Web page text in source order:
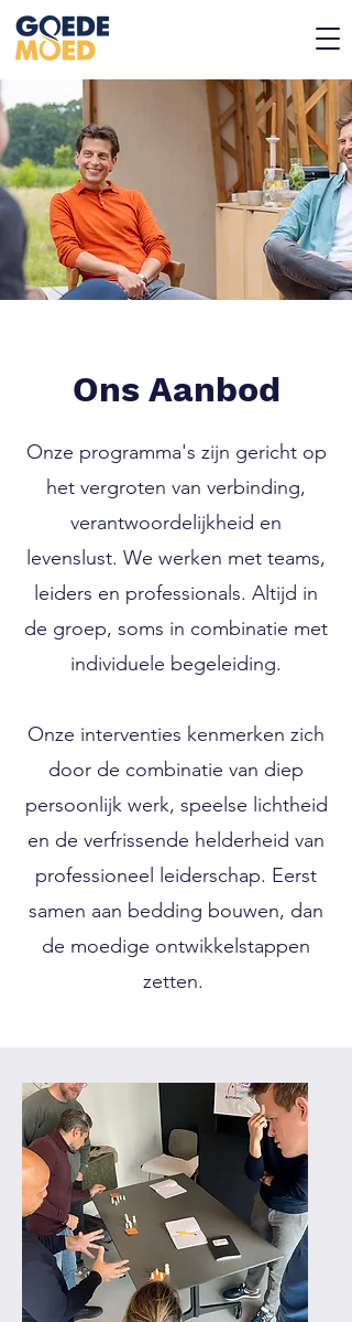
Ons Aanbod
Onze programma's zijn gericht op
het vergroten van verbinding,
verantwoordelijkheid en
levenslust. We werken met teams,
leiders en professionals. Altijd in
de groep, soms in combinatie met
individuele begeleiding.
Onze interventies kenmerken zich
door de combinatie van diep
persoonlijk werk, speelse lichtheid
en de verfrissende helderheid van
professioneel leiderschap. Eerst
samen aan bedding bouwen, dan
de moedige ontwikkelstappen
zetten.